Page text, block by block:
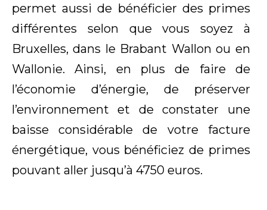
permet aussi de bénéficier des primes
différentes selon que vous soyez à
Bruxelles, dans le Brabant Wallon ou en
Wallonie. Ainsi, en plus de faire de
l’économie d’énergie, de préserver
l’environnement et de constater une
baisse considérable de votre facture
énergétique, vous bénéficiez de primes
pouvant aller jusqu’à 4750 euros.